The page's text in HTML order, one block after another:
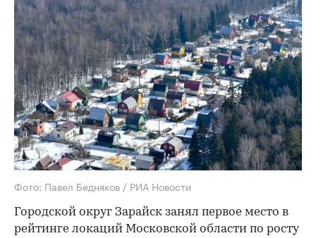
Фото: Павел Бедняков / РИА Новости
Городской округ Зарайск занял первое место в
рейтинге локаций Московской области по росту